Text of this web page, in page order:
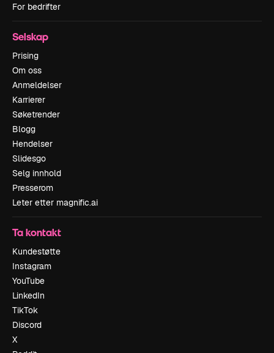
For bedrifter
Selskap
Prising
Om oss
Anmeldelser
Karrierer
Søketrender
Blogg
Hendelser
Slidesgo
Selg innhold
Presserom
Leter etter magnific.ai
Ta kontakt
Kundestøtte
Instagram
YouTube
LinkedIn
TikTok
Discord
X